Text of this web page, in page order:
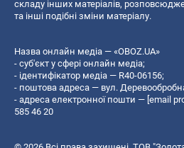
складу інших матеріалів,
та інші подібні зміни матеріалу.
Назва онлайн медіа — «OBOZ.UA»
- суб'єкт у сфері онлайн медіа;
- ідентифікатор медіа — R40-06156;
- поштова адреса — вул.
- адреса електронної пошти — [email
585 46 20